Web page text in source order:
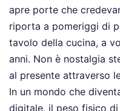
apre porte che
riporta a pomeriggi di
tavolo della cucina, a
anni. Non è nostalgia
al presente attraverso
In un mondo che
digitale, il peso fisico